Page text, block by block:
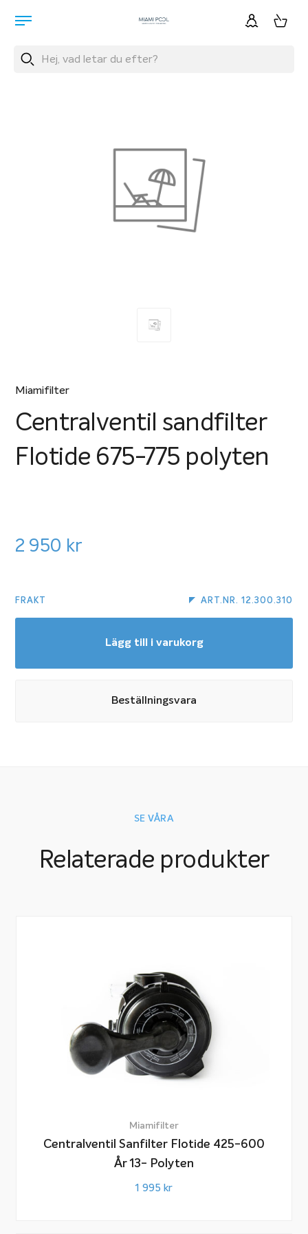
Miamifilter
Centralventil sandfilter
Flotide 675-775 polyten
2 950 kr
FRAKT ART.NR. 12.300.310
Lägg till i varukorg
Beställningsvara
SE VÅRA
Relaterade produkter
Miamifilter
Centralventil Sanfilter Flotide 425-600
År 13- Polyten
1 995 kr